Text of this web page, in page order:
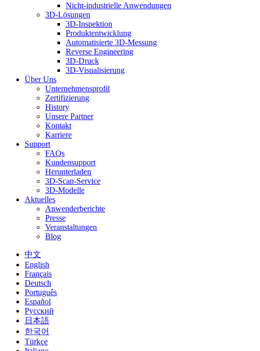
Nicht-industrielle Anwendungen
3D-Lösungen
3D-Inspektion
Produktentwicklung
Automatisierte 3D-Messung
Reverse Engineering
3D-Druck
3D-Visualisierung
Über Uns
Unternehmensprofil
Zertifizierung
History
Unsere Partner
Kontakt
Karriere
Support
FAQs
Kundensupport
Herunterladen
3D-Scan-Service
3D-Modelle
Aktuelles
Anwenderberichte
Presse
Veranstaltungen
Blog
中文
English
Français
Deutsch
Português
Español
Русский
日本語
한국어
Türkçe